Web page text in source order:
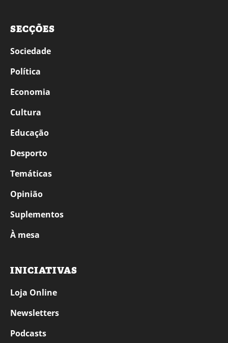
SECÇÕES
Sociedade
Política
Economia
Cultura
Educação
Desporto
Temáticas
Opinião
Suplementos
À mesa
INICIATIVAS
Loja Online
Newsletters
Podcasts